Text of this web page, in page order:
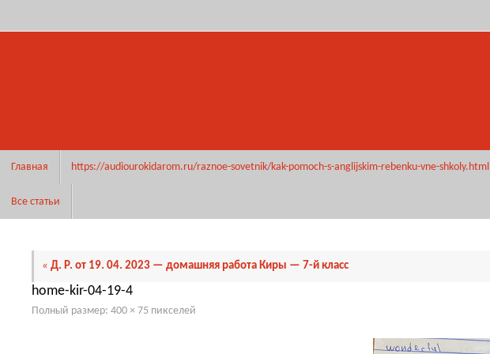
к
Главная https://audiourokidarom.ru/raznoe-sovetnik/kak-pomoch-s-anglijskim-rebenku-vne-shkoly.html
Все статьи
« Д. Р. от 19. 04. 2023 — домашняя работа Киры — 7-й класс
home-kir-04-19-4
Полный размер: 400 × 75 пикселей